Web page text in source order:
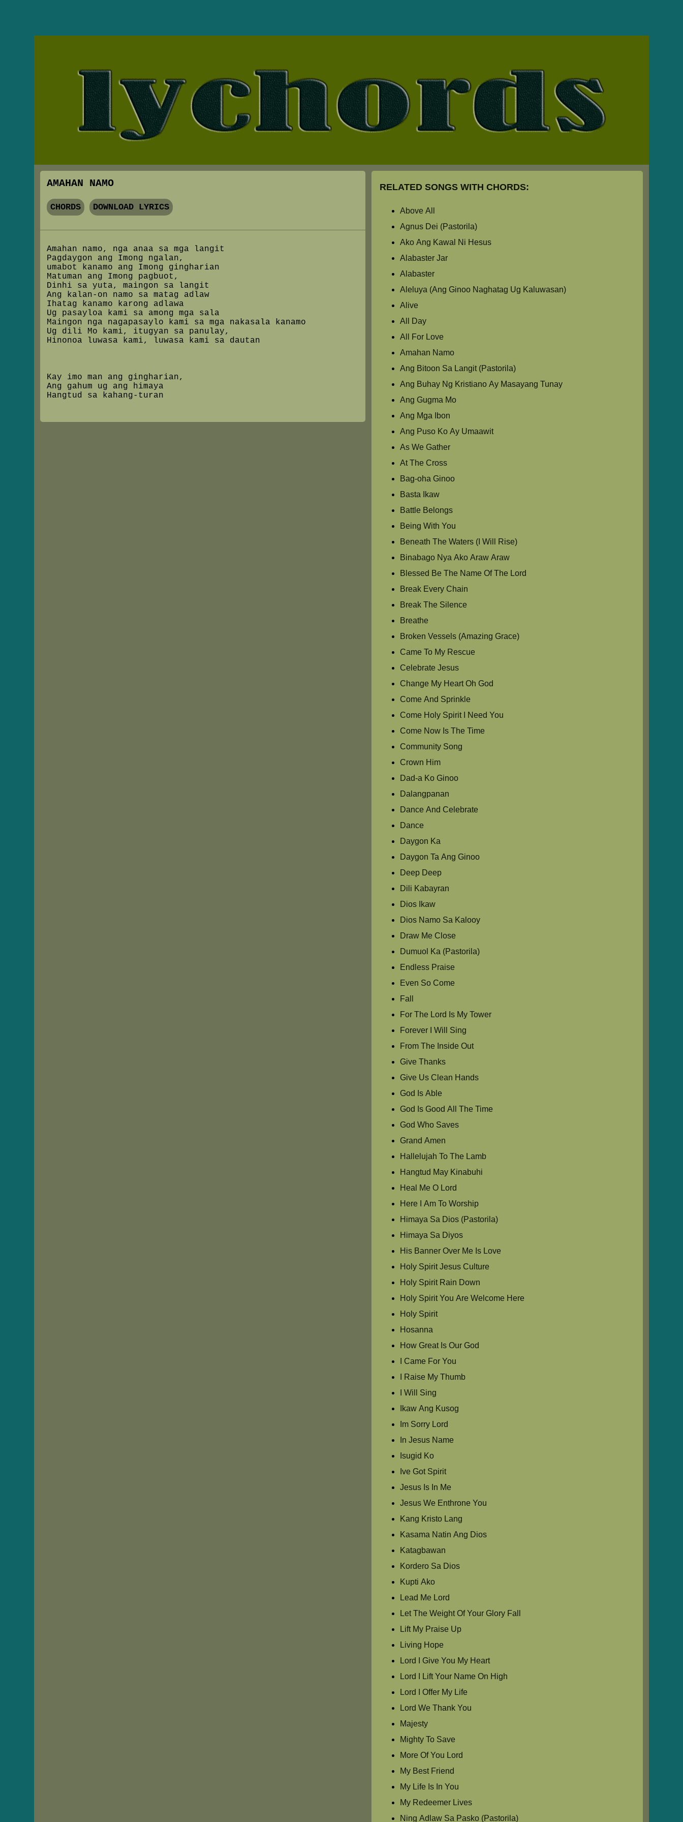
AMAHAN NAMO
CHORDS DOWNLOAD LYRICS
Amahan namo, nga anaa sa mga langit
Pagdaygon ang Imong ngalan,
umabot kanamo ang Imong gingharian
Matuman ang Imong pagbuot,
Dinhi sa yuta, maingon sa langit
Ang kalan-on namo sa matag adlaw
Ihatag kanamo karong adlawa
Ug pasayloa kami sa among mga sala
Maingon nga nagapasaylo kami sa mga nakasala kanamo
Ug dili Mo kami, itugyan sa panulay,
Hinonoa luwasa kami, luwasa kami sa dautan
Kay imo man ang gingharian,
Ang gahum ug ang himaya
Hangtud sa kahang-turan
RELATED SONGS WITH CHORDS:
Above All
Agnus Dei (Pastorila)
Ako Ang Kawal Ni Hesus
Alabaster Jar
Alabaster
Aleluya (Ang Ginoo Naghatag Ug Kaluwasan)
Alive
All Day
All For Love
Amahan Namo
Ang Bitoon Sa Langit (Pastorila)
Ang Buhay Ng Kristiano Ay Masayang Tunay
Ang Gugma Mo
Ang Mga Ibon
Ang Puso Ko Ay Umaawit
As We Gather
At The Cross
Bag-oha Ginoo
Basta Ikaw
Battle Belongs
Being With You
Beneath The Waters (I Will Rise)
Binabago Nya Ako Araw Araw
Blessed Be The Name Of The Lord
Break Every Chain
Break The Silence
Breathe
Broken Vessels (Amazing Grace)
Came To My Rescue
Celebrate Jesus
Change My Heart Oh God
Come And Sprinkle
Come Holy Spirit I Need You
Come Now Is The Time
Community Song
Crown Him
Dad-a Ko Ginoo
Dalangpanan
Dance And Celebrate
Dance
Daygon Ka
Daygon Ta Ang Ginoo
Deep Deep
Dili Kabayran
Dios Ikaw
Dios Namo Sa Kalooy
Draw Me Close
Dumuol Ka (Pastorila)
Endless Praise
Even So Come
Fall
For The Lord Is My Tower
Forever I Will Sing
From The Inside Out
Give Thanks
Give Us Clean Hands
God Is Able
God Is Good All The Time
God Who Saves
Grand Amen
Hallelujah To The Lamb
Hangtud May Kinabuhi
Heal Me O Lord
Here I Am To Worship
Himaya Sa Dios (Pastorila)
Himaya Sa Diyos
His Banner Over Me Is Love
Holy Spirit Jesus Culture
Holy Spirit Rain Down
Holy Spirit You Are Welcome Here
Holy Spirit
Hosanna
How Great Is Our God
I Came For You
I Raise My Thumb
I Will Sing
Ikaw Ang Kusog
Im Sorry Lord
In Jesus Name
Isugid Ko
Ive Got Spirit
Jesus Is In Me
Jesus We Enthrone You
Kang Kristo Lang
Kasama Natin Ang Dios
Katagbawan
Kordero Sa Dios
Kupti Ako
Lead Me Lord
Let The Weight Of Your Glory Fall
Lift My Praise Up
Living Hope
Lord I Give You My Heart
Lord I Lift Your Name On High
Lord I Offer My Life
Lord We Thank You
Majesty
Mighty To Save
More Of You Lord
My Best Friend
My Life Is In You
My Redeemer Lives
Ning Adlaw Sa Pasko (Pastorila)